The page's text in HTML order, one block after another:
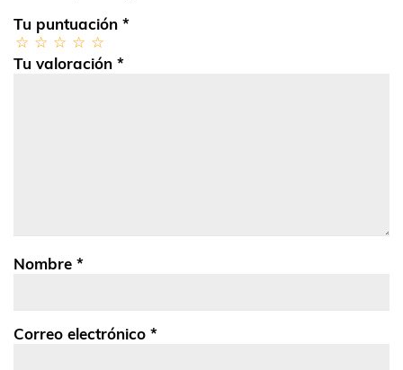
Tu puntuación *
Tu valoración *
Nombre *
Correo electrónico *